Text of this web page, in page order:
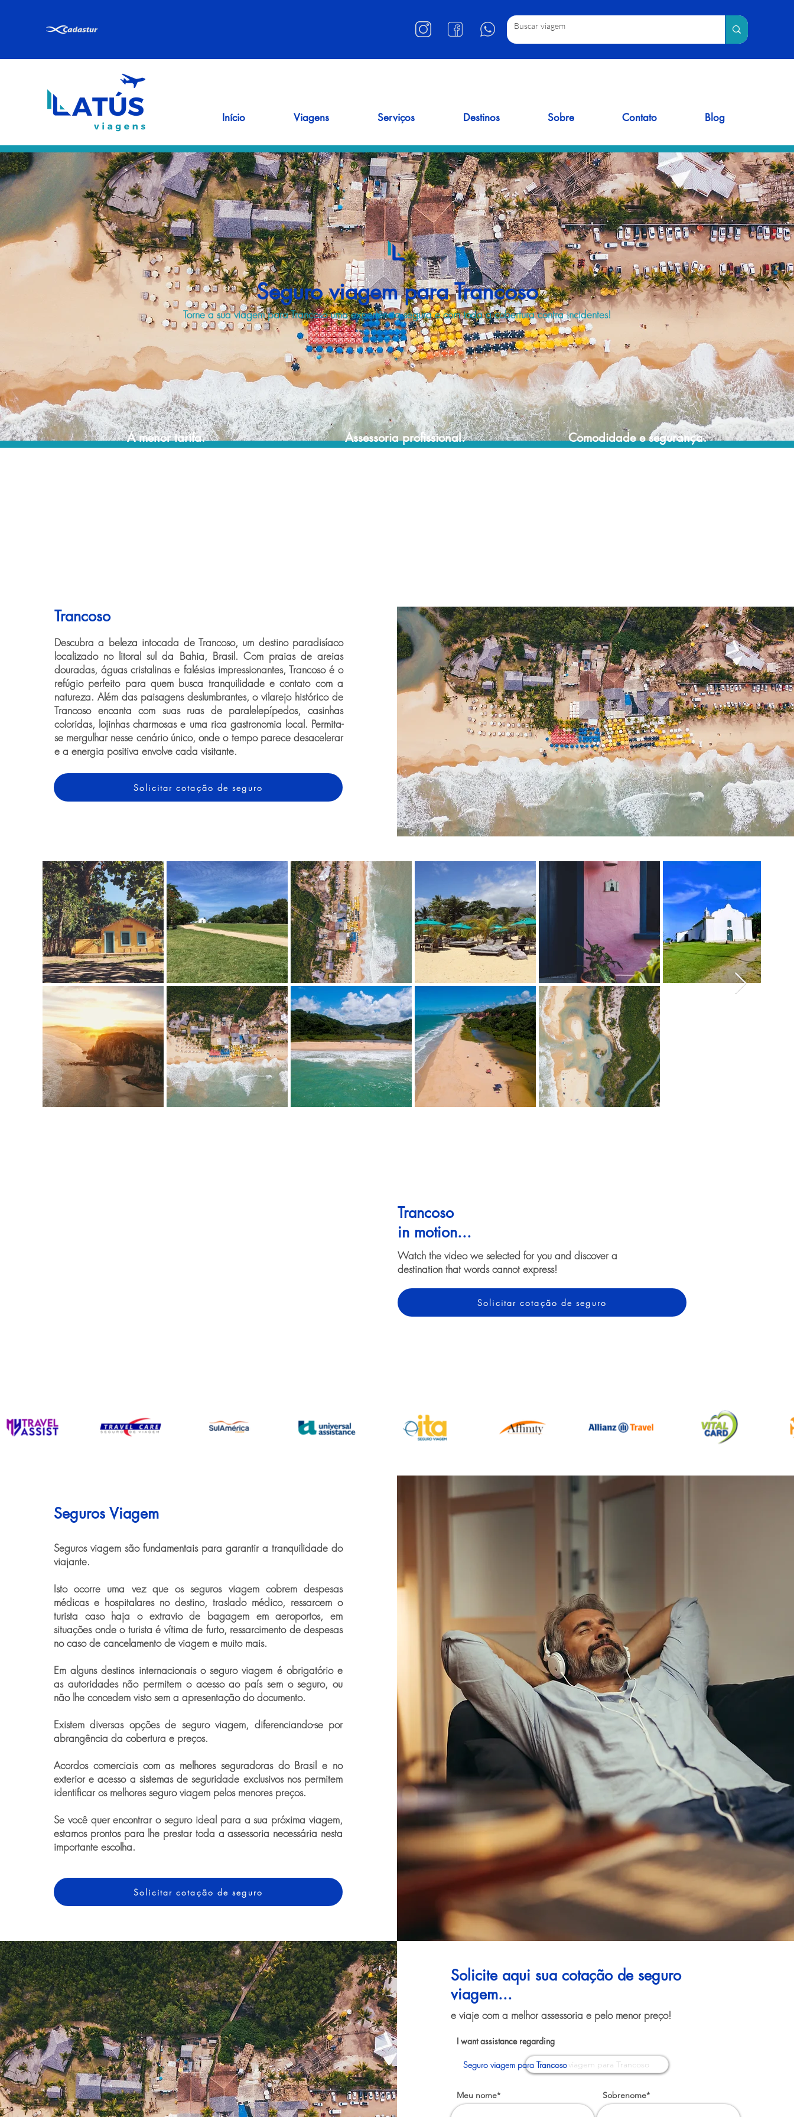
Início Viagens Serviços Destinos Sobre Contato Blog
Seguro viagem para Trancoso
Torne a sua viagem para Trancoso uma experiência segura e com toda a cobertura contra incidentes!
A menor tarifa. Assessoria profissional. Comodidade e segurança.
Trancoso
Descubra a beleza intocada de Trancoso, um destino paradisíaco
localizado no litoral sul da Bahia, Brasil. Com praias de areias
douradas, águas cristalinas e falésias impressionantes, Trancoso é o
refúgio perfeito para quem busca tranquilidade e contato com a
natureza. Além das paisagens deslumbrantes, o vilarejo histórico de
Trancoso encanta com suas ruas de paralelepípedos, casinhas
coloridas, lojinhas charmosas e uma rica gastronomia local. Permita-
se mergulhar nesse cenário único, onde o tempo parece desacelerar
e a energia positiva envolve cada visitante.
Solicitar cotação de seguro
Trancoso
in motion...
Watch the video we selected for you and discover a
destination that words cannot express!
Solicitar cotação de seguro
Seguros Viagem
Seguros viagem são fundamentais para garantir a tranquilidade do
viajante.
Isto ocorre uma vez que os seguros viagem cobrem despesas
médicas e hospitalares no destino, traslado médico, ressarcem o
turista caso haja o extravio de bagagem em aeroportos, em
situações onde o turista é vítima de furto, ressarcimento de despesas
no caso de cancelamento de viagem e muito mais.
Em alguns destinos internacionais o seguro viagem é obrigatório e
as autoridades não permitem o acesso ao país sem o seguro, ou
não lhe concedem visto sem a apresentação do documento.
Existem diversas opções de seguro viagem, diferenciando-se por
abrangência da cobertura e preços.
Acordos comerciais com as melhores seguradoras do Brasil e no
exterior e acesso a sistemas de seguridade exclusivos nos permitem
identificar os melhores seguro viagem pelos menores preços.
Se você quer encontrar o seguro ideal para a sua próxima viagem,
estamos prontos para lhe prestar toda a assessoria necessária nesta
importante escolha.
Solicitar cotação de seguro
Solicite aqui sua cotação de seguro
viagem...
e viaje com a melhor assessoria e pelo menor preço!
I want assistance regarding
Seguro viagem para Trancoso
Meu nome* Sobrenome*